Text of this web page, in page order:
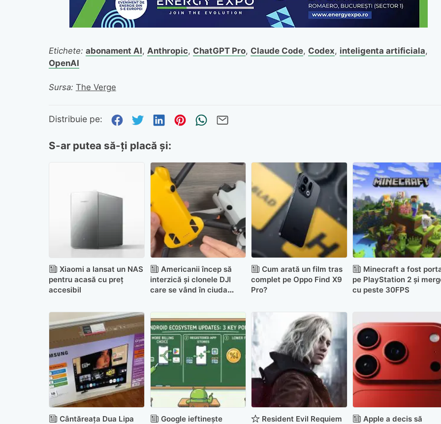
Etichete: abonament AI, Anthropic, ChatGPT Pro, Claude Code, Codex, inteligenta artificiala,
OpenAI
Sursa: The Verge
Distribuie pe: Distribuie pe Facebook
Distribuie pe Twitter
Distribuie pe LinkedIn
Distribuie pe Pinterest
Trimite prin whatsapp
S-ar putea să-ți placă și:
Xiaomi a lansat un NAS
pentru acasă cu preț
accesibil
Americanii încep să
interzică și clonele DJI
care se vând în ciuda
Cum arată un film tras
complet pe Oppo Find X9
Pro?
Minecraft a fost
pe PlayStation 2 și
cu peste 30FPS
Cântăreața Dua Lipa Google ieftinește Resident Evil Requiem Apple a decis să